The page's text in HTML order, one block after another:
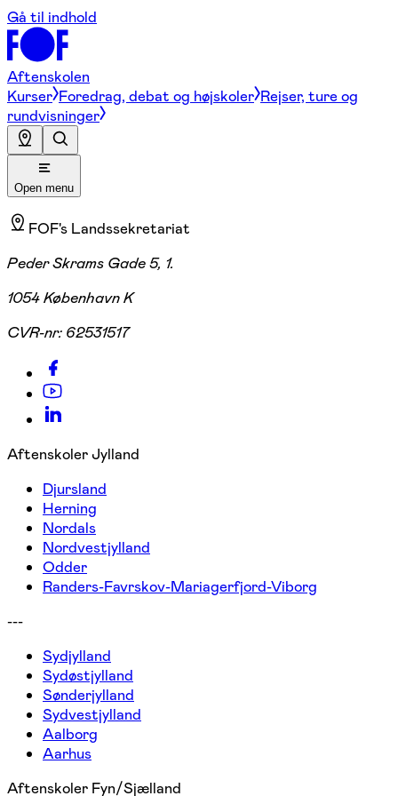
Gå til indhold
Aftenskolen
Kurser Foredrag, debat og højskoler Rejser, ture og
rundvisninger
Open menu
FOF's Landssekretariat
Peder Skrams Gade 5, 1.
1054 København K
CVR-nr: 62531517
Aftenskoler Jylland
Djursland
Herning
Nordals
Nordvestjylland
Odder
Randers-Favrskov-Mariagerfjord-Viborg
---
Sydjylland
Sydøstjylland
Sønderjylland
Sydvestjylland
Aalborg
Aarhus
Aftenskoler Fyn/Sjælland